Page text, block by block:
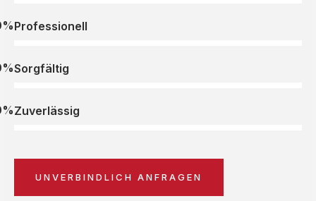
Professionell
Sorgfältig
Zuverlässig
UNVERBINDLICH ANFRAGEN